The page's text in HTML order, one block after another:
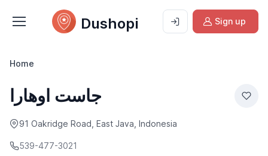
Dushopi Sign up
Home
جاست اوهارا
91 Oakridge Road, East Java, Indonesia
539-477-3021